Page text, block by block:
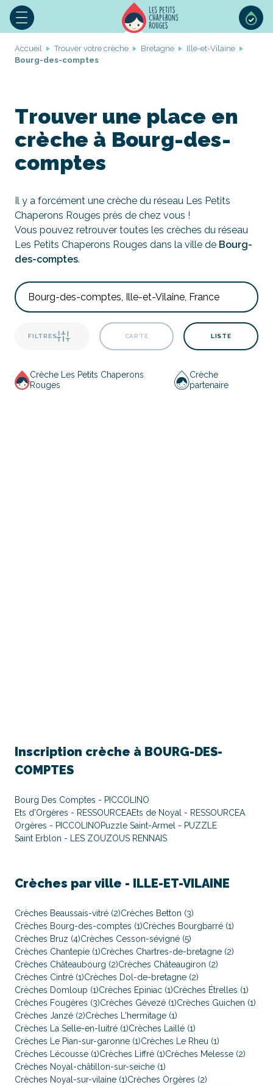
Accueil Trouver votre crèche Bretagne
Ille-et-Vilaine
Bourg-des-comptes
Trouver une place en
crèche à Bourg-des-
comptes
Il y a forcément une crèche du réseau Les Petits
Chaperons Rouges près de chez vous !
Vous pouvez retrouver toutes les crèches du réseau
Les Petits Chaperons Rouges dans la ville de Bourg-
des-comptes.
FILTRES CARTE LISTE
Crèche Les Petits Chaperons
Rouges
Crèche
partenaire
Inscription crèche à BOURG-DES-
COMPTES
Bourg Des Comptes - PICCOLINO
Ets d’Orgères - RESSOURCEAEts de Noyal - RESSOURCEA
Orgères - PICCOLINOPuzzle Saint-Armel - PUZZLE
Saint Erblon - LES ZOUZOUS RENNAIS
Crèches par ville - ILLE-ET-VILAINE
Crèches Beaussais-vitré (2)Crèches Betton (3)
Crèches Bourg-des-comptes (1)Crèches Bourgbarré (1)
Crèches Bruz (4)Crèches Cesson-sévigné (5)
Crèches Chantepie (1)Crèches Chartres-de-bretagne (2)
Crèches Châteaubourg (2)Crèches Châteaugiron (2)
Crèches Cintré (1)Crèches Dol-de-bretagne (2)
Crèches Domloup (1)Crèches Epiniac (1)Crèches Étrelles (1)
Crèches Fougères (3)Crèches Gévezé (1)Crèches Guichen (1)
Crèches Janzé (2)Crèches L'hermitage (1)
Crèches La Selle-en-luitré (1)Crèches Laillé (1)
Crèches Le Pian-sur-garonne (1)Crèches Le Rheu (1)
Crèches Lécousse (1)Crèches Liffré (1)Crèches Melesse (2)
Crèches Noyal-châtillon-sur-seiche (1)
Crèches Noyal-sur-vilaine (1)Crèches Orgères (2)